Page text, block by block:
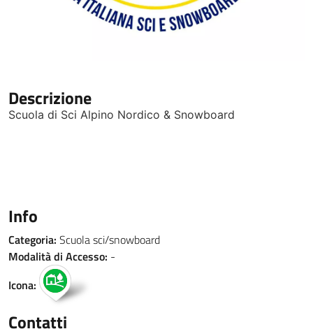
Descrizione
Scuola di Sci Alpino Nordico & Snowboard
Info
Categoria: Scuola sci/snowboard
Modalità di Accesso: -
Icona:
Contatti